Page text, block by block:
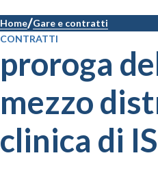
Home Gare e contratti
CONTRATTI
proroga
mezzo
clinica di